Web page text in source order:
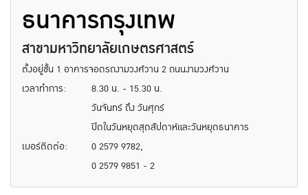
ธนาคารกรุงเทพ
สาขามหาวิทยาลัยเกษตรศาสตร์
ตั้งอยู่ชั้น 1 อาคารจอดรถงามวงศ์วาน 2 ถนนงามวงศ์วาน
เวลาทำการ:
8.30 น. - 15.30 น.
วันจันทร์ ถึง วันศุกร์
ปิดในวันหยุดสุดสัปดาห์และวันหยุดธนาคาร
เบอร์ติดต่อ:
0 2579 9782,
0 2579 9851 - 2